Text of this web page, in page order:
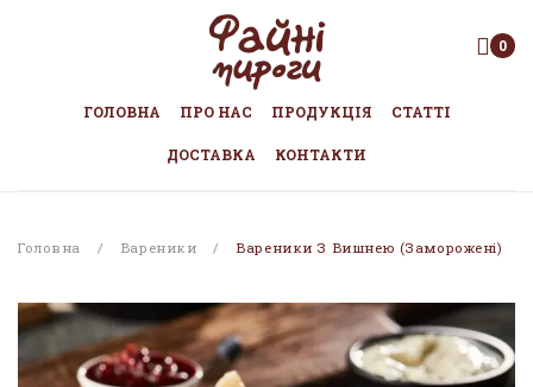
ГОЛОВНА ПРО НАС ПРОДУКЦІЯ СТАТТІ
ДОСТАВКА КОНТАКТИ
0
Головна / Вареники / Вареники З Вишнею (заморожені)